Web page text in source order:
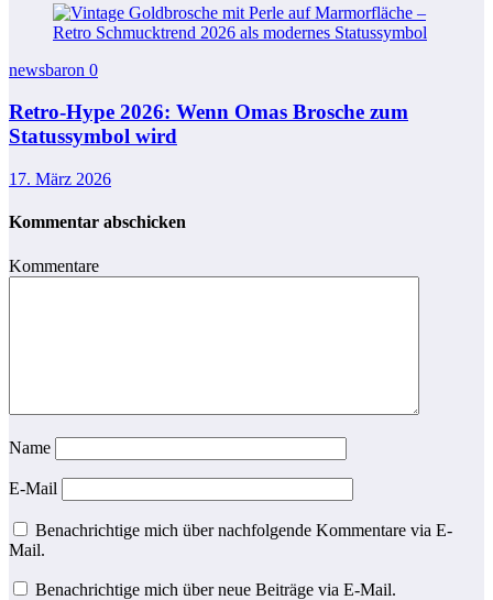
newsbaron 0
Retro-Hype 2026: Wenn Omas Brosche zum
Statussymbol wird
17. März 2026
Kommentar abschicken
Kommentare
Name
E-Mail
Benachrichtige mich über nachfolgende Kommentare via E-
Mail.
Benachrichtige mich über neue Beiträge via E-Mail.